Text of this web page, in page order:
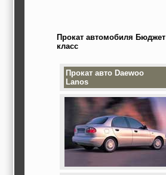
Прокат автомобиля Бюджет
класс
Прокат авто Daewoo
Lanos